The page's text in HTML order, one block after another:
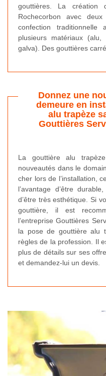
gouttières. La création
Rochecorbon avec
confection
plusieurs matériaux
galva). Des gouttières
Donnez une
demeure en
alu trapèze
Gouttières
La gouttière alu
nouveautés dans le
cher lors de l’installation,
l’avantage d’être
d’être très esthétique. Si
gouttière, il est
l’entreprise Gouttières
la pose de gouttière alu
règles de la profession. Il
plus de détails sur ses
et demandez-lui un devis.